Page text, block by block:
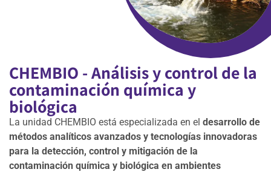
CHEMBIO - Análisis y control de la
contaminación química y
biológica
La unidad CHEMBIO está especializada en el desarrollo de
métodos analíticos avanzados y tecnologías innovadoras
para la detección, control y mitigación de la
contaminación química y biológica en ambientes